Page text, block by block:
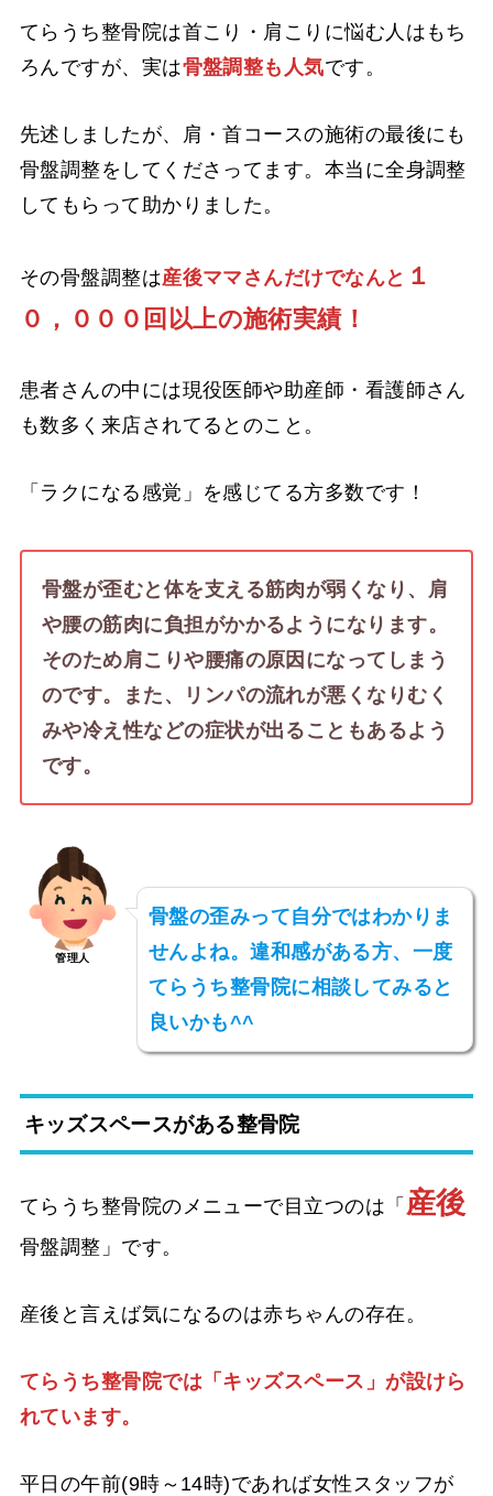
てらうち整骨院は首こり・肩こりに悩む人はもち
ろんですが、実は骨盤調整も人気です。
先述しましたが、肩・首コースの施術の最後にも
骨盤調整をしてくださってます。本当に全身調整
してもらって助かりました。
その骨盤調整は産後ママさんだけでなんと １
０，０００回以上の施術実績！
患者さんの中には現役医師や助産師・看護師さん
も数多く来店されてるとのこと。
「ラクになる感覚」を感じてる方多数です！
骨盤が歪むと体を支える筋肉が弱くなり、肩
や腰の筋肉に負担がかかるようになります。
そのため肩こりや腰痛の原因になってしまう
のです。また、リンパの流れが悪くなりむく
みや冷え性などの症状が出ることもあるよう
です。
管理人
骨盤の歪みって自分ではわかりま
せんよね。違和感がある方、一度
てらうち整骨院に相談してみると
良いかも^^
キッズスペースがある整骨院
てらうち整骨院のメニューで目立つのは「 産後
骨盤調整」です。
産後と言えば気になるのは赤ちゃんの存在。
てらうち整骨院では「キッズスペース」が設けら
れています。
平日の午前(9時～14時)であれば女性スタッフが